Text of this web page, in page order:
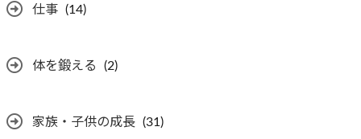
仕事 (14)
体を鍛える (2)
家族・子供の成長 (31)